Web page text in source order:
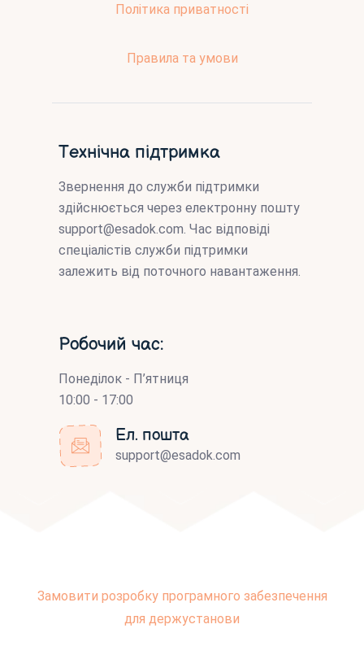
Політика приватності
Правила та умови
Технічна підтримка
Звернення до служби підтримки
здійснюється через електронну пошту
support@esadok.com. Час відповіді
спеціалістів служби підтримки
залежить від поточного навантаження.
Робочий час:
Понеділок - П’ятниця
10:00 - 17:00
Ел. пошта
support@esadok.com
Замовити розробку програмного забезпечення
для держустанови